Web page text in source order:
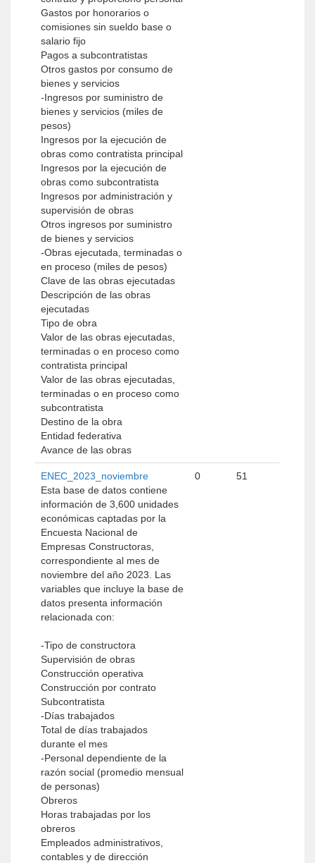
Gastos por honorarios o
comisiones sin sueldo base o
salario fijo
Pagos a subcontratistas
Otros gastos por consumo de
bienes y servicios
-Ingresos por suministro de
bienes y servicios (miles de
pesos)
Ingresos por la ejecución de
obras como contratista principal
Ingresos por la ejecución de
obras como subcontratista
Ingresos por administración y
supervisión de obras
Otros ingresos por suministro
de bienes y servicios
-Obras ejecutada, terminadas o
en proceso (miles de pesos)
Clave de las obras ejecutadas
Descripción de las obras
ejecutadas
Tipo de obra
Valor de las obras ejecutadas,
terminadas o en proceso como
contratista principal
Valor de las obras ejecutadas,
terminadas o en proceso como
subcontratista
Destino de la obra
Entidad federativa
Avance de las obras
ENEC_2023_noviembre
Esta base de datos contiene
información de 3,600 unidades
económicas captadas por la
Encuesta Nacional de
Empresas Constructoras,
correspondiente al mes de
noviembre del año 2023. Las
variables que incluye la base de
datos presenta información
relacionada con:
-Tipo de constructora
Supervisión de obras
Construcción operativa
Construcción por contrato
Subcontratista
-Días trabajados
Total de días trabajados
durante el mes
-Personal dependiente de la
razón social (promedio mensual
de personas)
Obreros
Horas trabajadas por los
obreros
Empleados administrativos,
contables y de dirección
0 51